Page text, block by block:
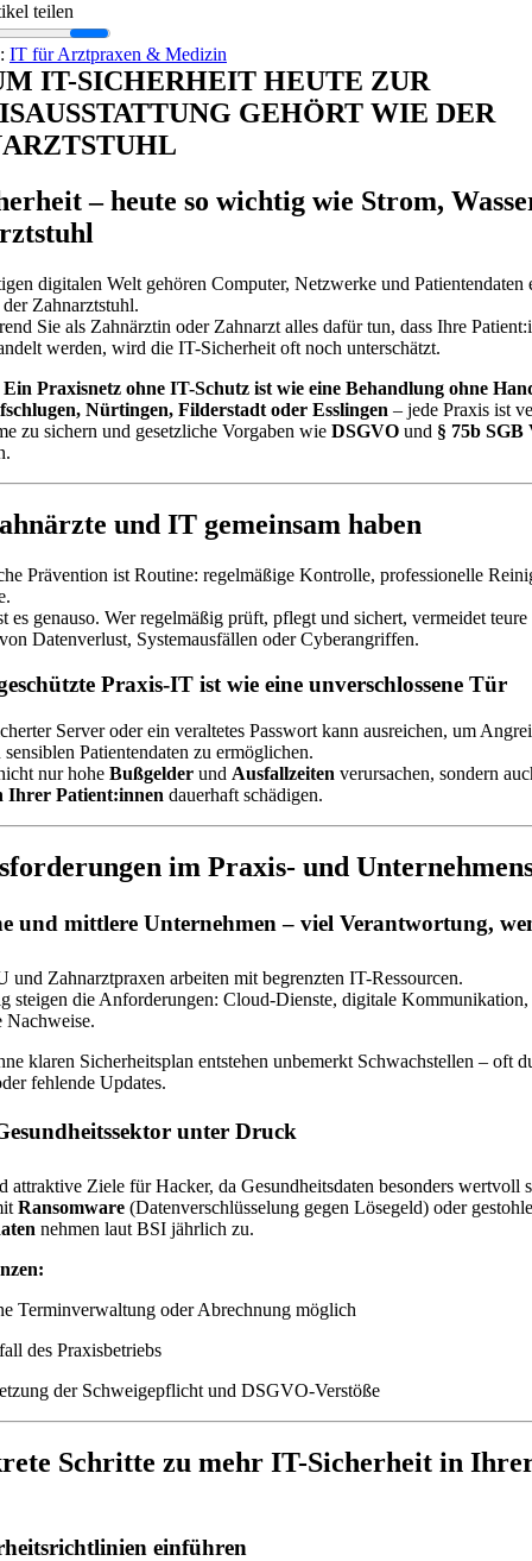
teilen
IT für Arztpraxen & Medizin
IT-SICHERHEIT HEUTE ZUR
GEHÖRT WIE DER
– heute so wichtig wie Strom,
digitalen Welt gehören Computer, Netzwerke und Patientendaten
Zahnarztstuhl.
Sie als Zahnärztin oder Zahnarzt alles dafür tun, dass Ihre
werden, wird die IT-Sicherheit oft noch unterschätzt.
Ein Praxisnetz ohne IT-Schutz ist wie eine Behandlung ohne
Nürtingen, Filderstadt oder Esslingen – jede Praxis ist
zu sichern und gesetzliche Vorgaben wie DSGVO und § 75b SGB
und IT gemeinsam haben
Prävention ist Routine: regelmäßige Kontrolle, professionelle
es genauso. Wer regelmäßig prüft, pflegt und sichert, vermeidet
Datenverlust, Systemausfällen oder Cyberangriffen.
Praxis-IT ist wie eine unverschlossene Tür
Server oder ein veraltetes Passwort kann ausreichen, um
Patientendaten zu ermöglichen.
nur hohe Bußgelder und Ausfallzeiten verursachen, sondern
Ihrer Patient:innen dauerhaft schädigen.
im Praxis- und
und mittlere Unternehmen – viel Verantwortung,
und Zahnarztpraxen arbeiten mit begrenzten IT-Ressourcen.
steigen die Anforderungen: Cloud-Dienste, digitale Kommunikation,
Nachweise.
klaren Sicherheitsplan entstehen unbemerkt Schwachstellen – oft
fehlende Updates.
unter Druck
attraktive Ziele für Hacker, da Gesundheitsdaten besonders wertvoll
Ransomware (Datenverschlüsselung gegen Lösegeld) oder
nehmen laut BSI jährlich zu.
Terminverwaltung oder Abrechnung möglich
des Praxisbetriebs
der Schweigepflicht und DSGVO-Verstöße
Schritte zu mehr IT-Sicherheit in
einführen